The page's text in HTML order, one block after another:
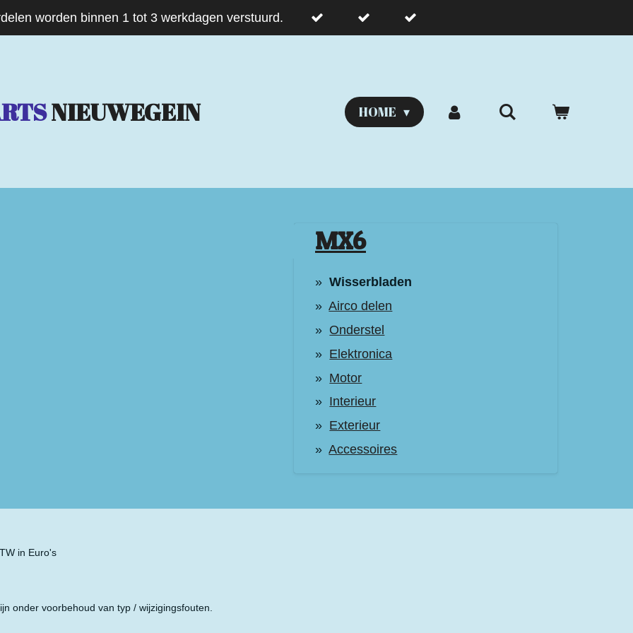
worden binnen 1 tot 3 werkdagen verstuurd.
NIEUWEGEIN HOME
MX6
Wisserbladen
Airco delen
Onderstel
Elektronica
Motor
Interieur
Exterieur
Accessoires
in Euro's
onder voorbehoud van typ / wijzigingsfouten.